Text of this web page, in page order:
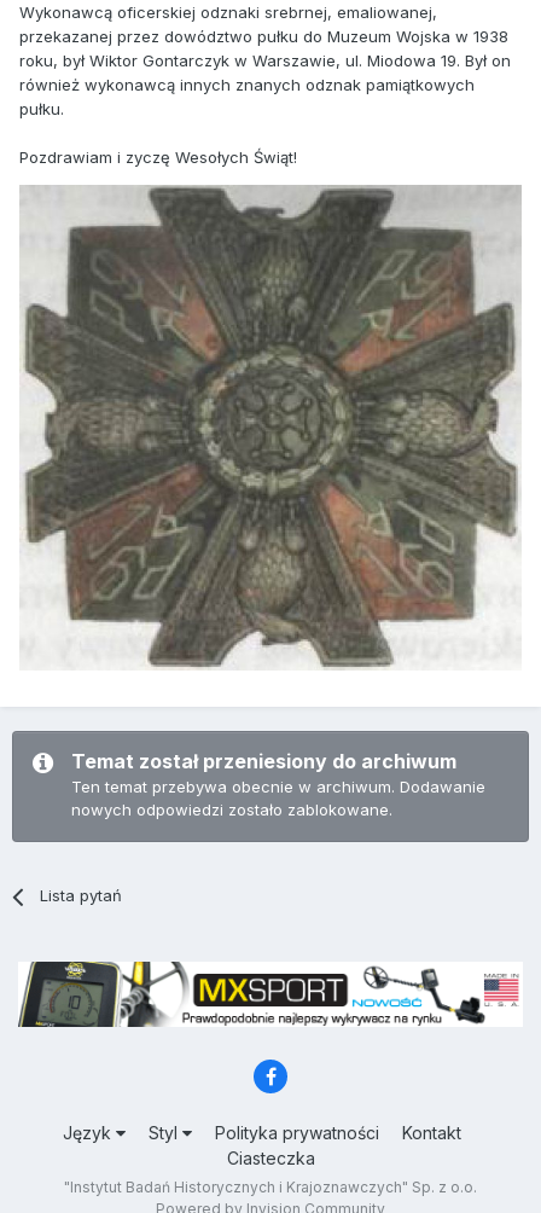
Wykonawcą oficerskiej odznaki srebrnej, emaliowanej,
przekazanej przez dowództwo pułku do Muzeum Wojska w 1938
roku, był Wiktor Gontarczyk w Warszawie, ul. Miodowa 19. Był on
również wykonawcą innych znanych odznak pamiątkowych
pułku.
Pozdrawiam i zyczę Wesołych Świąt!
Temat został przeniesiony do archiwum
Ten temat przebywa obecnie w archiwum. Dodawanie
nowych odpowiedzi zostało zablokowane.
Lista pytań
Język Styl Polityka prywatności
Kontakt
Ciasteczka
"Instytut Badań Historycznych i Krajoznawczych" Sp. z o.o.
Powered by Invision Community